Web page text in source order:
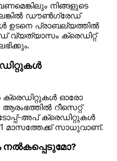
നിങ്ങളുടെ
ഡൗൺഗ്രേഡ്
ഉടനെ പ്രാബല്യത്തിൽ
വ്യത്യാസം ക്രെഡിറ്റ്
ക്രെഡിറ്റുകൾ ഓരോ
റീസെറ്റ്
അപ് ക്രെഡിറ്റുകൾ
1 മാസത്തേക്ക് സാധുവാണ്.
നൽകപ്പെടുമോ?